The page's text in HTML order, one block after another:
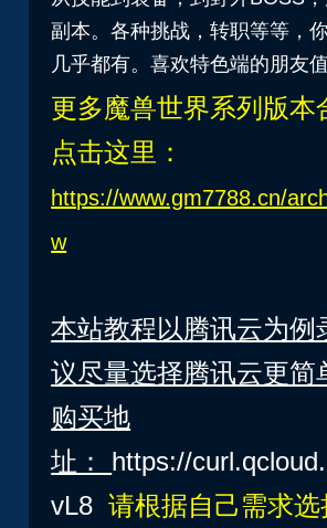
副本。各种挑战，转职等等，
几乎都有。喜欢特色端的朋友
更多魔兽世界系列版本
点击这里：
https://www.gm7788.cn/
w
本站教程以腾讯云为例
议尽量选择腾讯云更简
购买地
址： https://
vL8 请根据自己需求选